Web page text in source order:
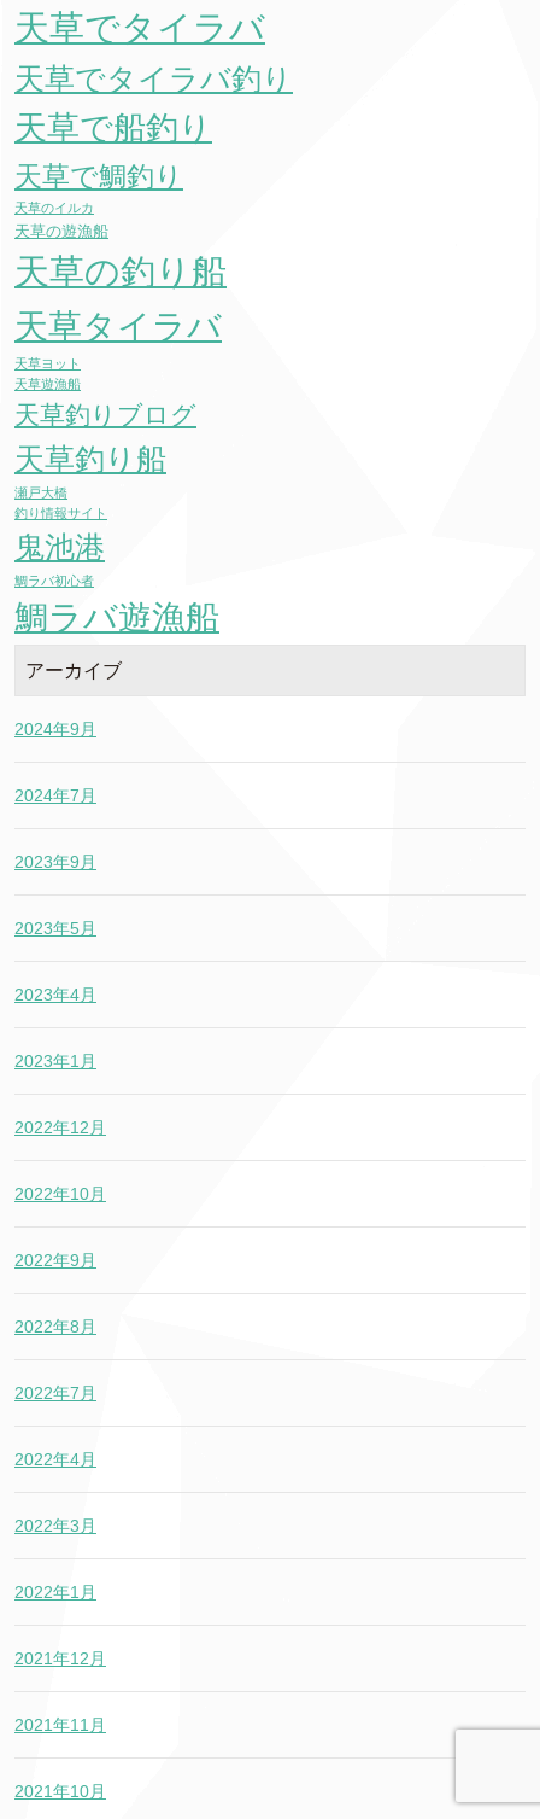
天草でタイラバ
天草でタイラバ釣り
天草で船釣り
天草で鯛釣り
天草のイルカ
天草の遊漁船
天草の釣り船
天草タイラバ
天草ヨット
天草遊漁船
天草釣りブログ
天草釣り船
瀬戸大橋
釣り情報サイト
鬼池港
鯛ラバ初心者
鯛ラバ遊漁船
アーカイブ
2024年9月
2024年7月
2023年9月
2023年5月
2023年4月
2023年1月
2022年12月
2022年10月
2022年9月
2022年8月
2022年7月
2022年4月
2022年3月
2022年1月
2021年12月
2021年11月
2021年10月